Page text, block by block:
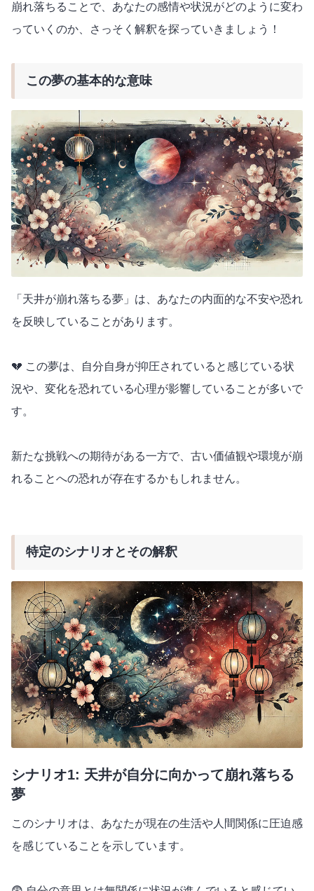
崩れ落ちることで、あなたの感情や状況がどのように変わ
っていくのか、さっそく解釈を探っていきましょう！
この夢の基本的な意味
「天井が崩れ落ちる夢」は、あなたの内面的な不安や恐れ
を反映していることがあります。
💔 この夢は、自分自身が抑圧されていると感じている状
況や、変化を恐れている心理が影響していることが多いで
す。
新たな挑戦への期待がある一方で、古い価値観や環境が崩
れることへの恐れが存在するかもしれません。
特定のシナリオとその解釈
シナリオ1: 天井が自分に向かって崩れ落ちる
夢
このシナリオは、あなたが現在の生活や人間関係に圧迫感
を感じていることを示しています。